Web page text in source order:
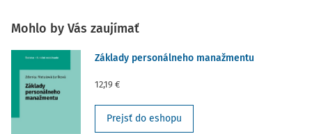
Mohlo by Vás zaujímať
Základy personálneho manažmentu
12,19 €
Prejsť do eshopu